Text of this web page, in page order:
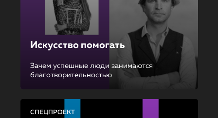
Искусство помогать
Зачем успешные люди занимаются
благотворительностью
СПЕЦПРОЕКТ